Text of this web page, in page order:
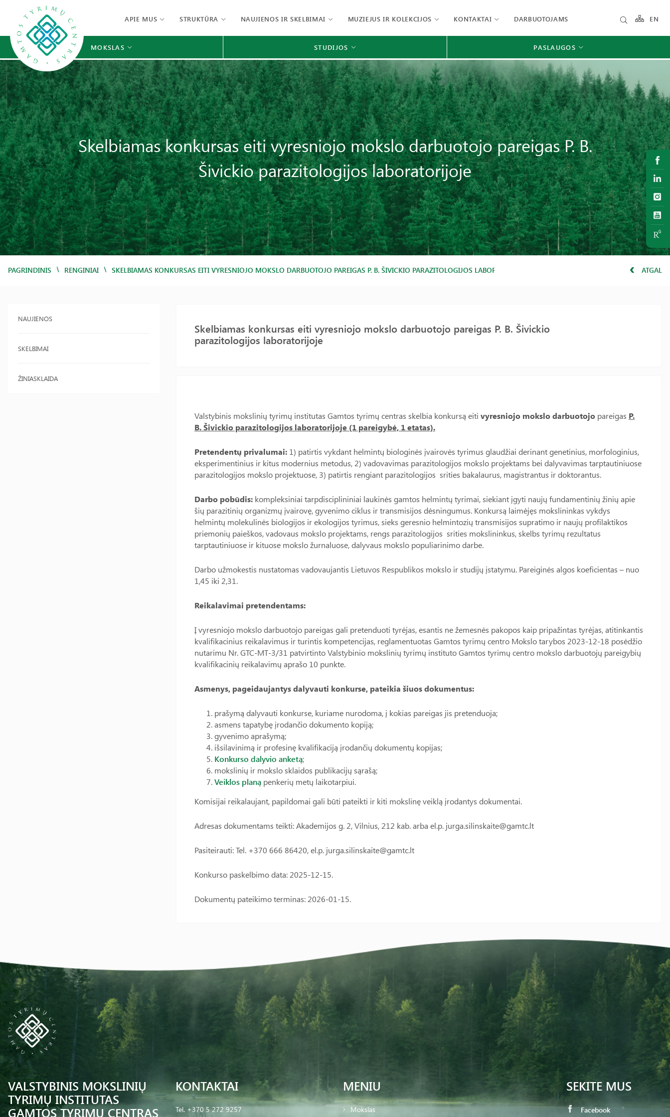
APIE MUS STRUKTŪRA NAUJIENOS IR SKELBIMAI MUZIEJUS IR KOLEKCIJOS KONTAKTAI DARBUOTOJAMS EN
MOKSLAS STUDIJOS PASLAUGOS
Skelbiamas konkursas eiti vyresniojo mokslo darbuotojo pareigas P. B.
Šivickio parazitologijos laboratorijoje
PAGRINDINIS / RENGINIAI / SKELBIAMAS KONKURSAS EITI VYRESNIOJO MOKSLO DARBUOTOJO PAREIGAS P. B. ŠIVICKIO PARAZITOLOGIJOS LABORATORIJOJE ATGAL
NAUJIENOS
SKELBIMAI
ŽINIASKLAIDA
Skelbiamas konkursas eiti vyresniojo mokslo darbuotojo pareigas P. B. Šivickio
parazitologijos laboratorijoje
Valstybinis mokslinių tyrimų institutas Gamtos tyrimų centras skelbia konkursą eiti vyresniojo mokslo darbuotojo pareigas P.
B. Šivickio parazitologijos laboratorijoje (1 pareigybė, 1 etatas).
Pretendentų privalumai: 1) patirtis vykdant helmintų biologinės įvairovės tyrimus glaudžiai derinant genetinius, morfologinius,
eksperimentinius ir kitus modernius metodus, 2) vadovavimas parazitologijos mokslo projektams bei dalyvavimas tarptautiniuose
parazitologijos mokslo projektuose, 3) patirtis rengiant parazitologijos srities bakalaurus, magistrantus ir doktorantus.
Darbo pobūdis: kompleksiniai tarpdisciplininiai laukinės gamtos helmintų tyrimai, siekiant įgyti naujų fundamentinių žinių apie
šių parazitinių organizmų įvairovę, gyvenimo ciklus ir transmisijos dėsningumus. Konkursą laimėjęs mokslininkas vykdys
helmintų molekulinės biologijos ir ekologijos tyrimus, sieks geresnio helmintozių transmisijos supratimo ir naujų profilaktikos
priemonių paieškos, vadovaus mokslo projektams, rengs parazitologijos srities mokslininkus, skelbs tyrimų rezultatus
tarptautiniuose ir kituose mokslo žurnaluose, dalyvaus mokslo populiarinimo darbe.
Darbo užmokestis nustatomas vadovaujantis Lietuvos Respublikos mokslo ir studijų įstatymu. Pareiginės algos koeficientas – nuo
1,45 iki 2,31.
Reikalavimai pretendentams:
Į vyresniojo mokslo darbuotojo pareigas gali pretenduoti tyrėjas, esantis ne žemesnės pakopos kaip pripažintas tyrėjas, atitinkantis
kvalifikacinius reikalavimus ir turintis kompetencijas, reglamentuotas Gamtos tyrimų centro Mokslo tarybos 2023-12-18 posėdžio
nutarimu Nr. GTC-MT-3/31 patvirtinto Valstybinio mokslinių tyrimų instituto Gamtos tyrimų centro mokslo darbuotojų pareigybių
kvalifikacinių reikalavimų aprašo 10 punkte.
Asmenys, pageidaujantys dalyvauti konkurse, pateikia šiuos dokumentus:
prašymą dalyvauti konkurse, kuriame nurodoma, į kokias pareigas jis pretenduoja;
asmens tapatybę įrodančio dokumento kopiją;
gyvenimo aprašymą;
išsilavinimą ir profesinę kvalifikaciją įrodančių dokumentų kopijas;
Konkurso dalyvio anketą;
mokslinių ir mokslo sklaidos publikacijų sąrašą;
Veiklos planą penkerių metų laikotarpiui.
Komisijai reikalaujant, papildomai gali būti pateikti ir kiti mokslinę veiklą įrodantys dokumentai.
Adresas dokumentams teikti: Akademijos g. 2, Vilnius, 212 kab. arba el.p. jurga.silinskaite@gamtc.lt
Pasiteirauti: Tel. +370 666 86420, el.p. jurga.silinskaite@gamtc.lt
Konkurso paskelbimo data: 2025-12-15.
Dokumentų pateikimo terminas: 2026-01-15.
VALSTYBINIS MOKSLINIŲ
TYRIMŲ INSTITUTAS
GAMTOS TYRIMŲ CENTRAS
KONTAKTAI
Tel. +370 5 272 9257
MENIU
Mokslas
SEKITE MUS
Facebook